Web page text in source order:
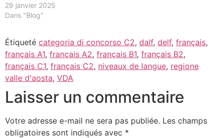
29 janvier 2025
Dans "Blog"
Étiqueté categoria di concorso C2, dalf, delf, français,
français A1, français A2, français B1, français B2,
français C1, français C2, niveaux de langue, regione
valle d'aosta, VDA
Laisser un commentaire
Votre adresse e-mail ne sera pas publiée. Les champs
obligatoires sont indiqués avec *